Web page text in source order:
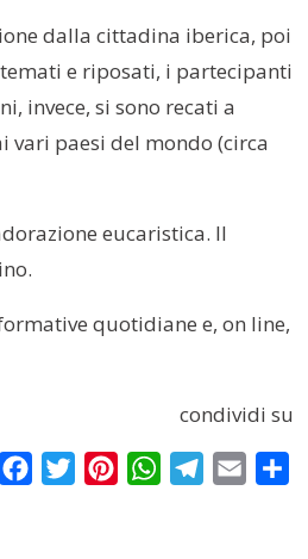
dalla cittadina iberica, poi
e riposati, i partecipanti
invece, si sono recati a
vari paesi del mondo (circa
eucaristica. Il
quotidiane e, on line,
condividi su
FacebookTwitterPinterestWhatsAppTelegram
Email